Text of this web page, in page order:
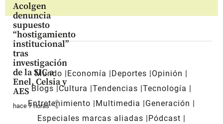
Acolgen
denuncia
supuesto
“hostigamiento
institucional”
tras
investigación
de la SIC a
Enel, Celsia y
AES
hace 7 horasshare
Mundo Economía Deportes
Opinión
Blogs
Cultura Tendencias Tecnología
Entretenimiento
Multimedia
Generación
Especiales marcas aliadas
Pódcast